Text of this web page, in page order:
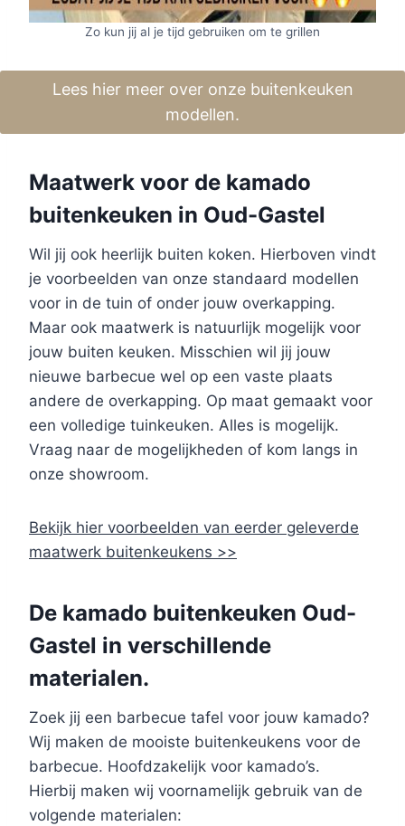
Zo kun jij al je tijd gebruiken om te grillen
Lees hier meer over onze buitenkeuken
modellen.
Maatwerk voor de kamado
buitenkeuken in Oud-Gastel
Wil jij ook heerlijk buiten koken. Hierboven vindt
je voorbeelden van onze standaard modellen
voor in de tuin of onder jouw overkapping.
Maar ook maatwerk is natuurlijk mogelijk voor
jouw buiten keuken. Misschien wil jij jouw
nieuwe barbecue wel op een vaste plaats
andere de overkapping. Op maat gemaakt voor
een volledige tuinkeuken. Alles is mogelijk.
Vraag naar de mogelijkheden of kom langs in
onze showroom.
Bekijk hier voorbeelden van eerder geleverde
maatwerk buitenkeukens >>
De kamado buitenkeuken Oud-
Gastel in verschillende
materialen.
Zoek jij een barbecue tafel voor jouw kamado?
Wij maken de mooiste buitenkeukens voor de
barbecue. Hoofdzakelijk voor kamado’s.
Hierbij maken wij voornamelijk gebruik van de
volgende materialen: